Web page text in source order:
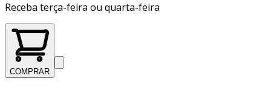
Receba terça-feira ou quarta-feira
COMPRAR